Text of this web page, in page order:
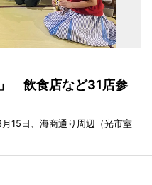
飲食店など31店参
15日、海商通り周辺（光市室